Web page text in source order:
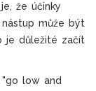
že účinky
může být
je důležité začít
low and